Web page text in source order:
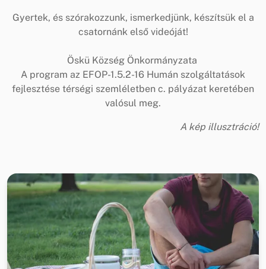
Gyertek, és szórakozzunk, ismerkedjünk, készítsük el a
csatornánk első videóját!
Öskü Község Önkormányzata
A program az EFOP-1.5.2-16 Humán szolgáltatások
fejlesztése térségi szemléletben c. pályázat keretében
valósul meg.
A kép illusztráció!